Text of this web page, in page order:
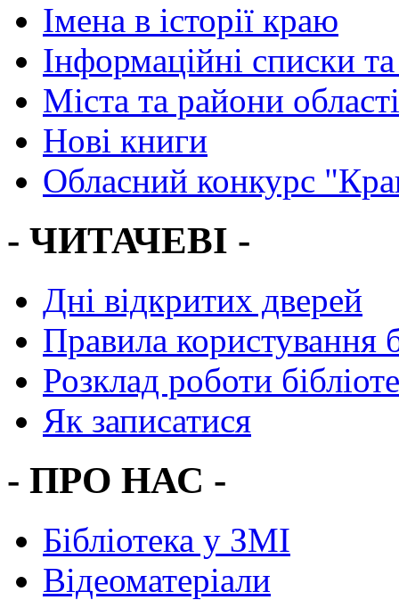
Імена в історії краю
Інформаційні списки
Міста та райони області
Нові книги
Обласний конкурс
- ЧИТАЧЕВІ -
Дні відкритих дверей
Правила користування
Розклад роботи
Як записатися
- ПРО НАС -
Бібліотека у ЗМІ
Відеоматеріали